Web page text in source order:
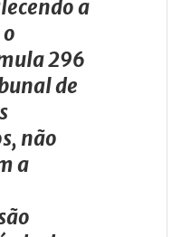
a
296
de
não
a